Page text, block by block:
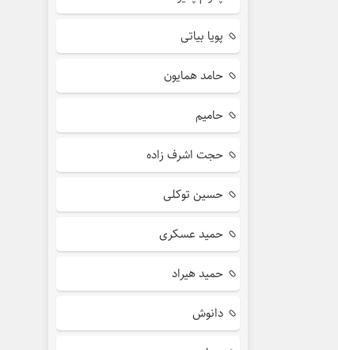
پویا بیاتی
حامد همایون
حامیم
حجت اشرف زاده
حسین توکلی
حمید عسکری
حمید هیراد
دانوش